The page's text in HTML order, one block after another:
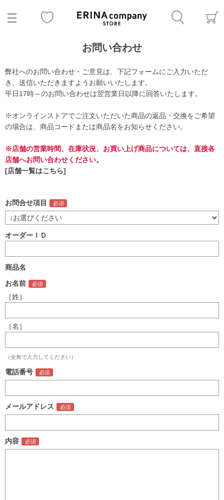
お問い合わせ
弊社へのお問い合わせ・ご意見は、下記フォームにご入力いただ
き、送信いただきますようお願いいたします。
平日17時～のお問い合わせは翌営業日以降に回答いたします。
※オンラインストアでご注文いただいた商品の返品・交換をご希望
の場合は、商品コードまたは商品名をお知らせください。
※店舗の営業時間、在庫状況、お買い上げ商品については、直接各
店舗へお問い合わせください。
[店舗一覧はこちら]
お問合せ項目
オーダーＩＤ
商品名
お名前
［姓］
［名］
（全角で入力してください）
電話番号
メールアドレス
内容